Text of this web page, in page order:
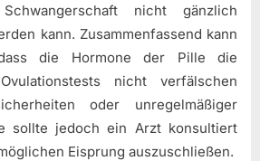
nicht gänzlich
kann. Zusammenfassend kann
die Hormone der Pille die
nicht verfälschen
oder unregelmäßiger
sollte jedoch ein Arzt konsultiert
Eisprung auszuschließen.